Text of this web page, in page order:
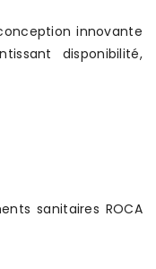
innovante
disponibilité,
sanitaires ROCA